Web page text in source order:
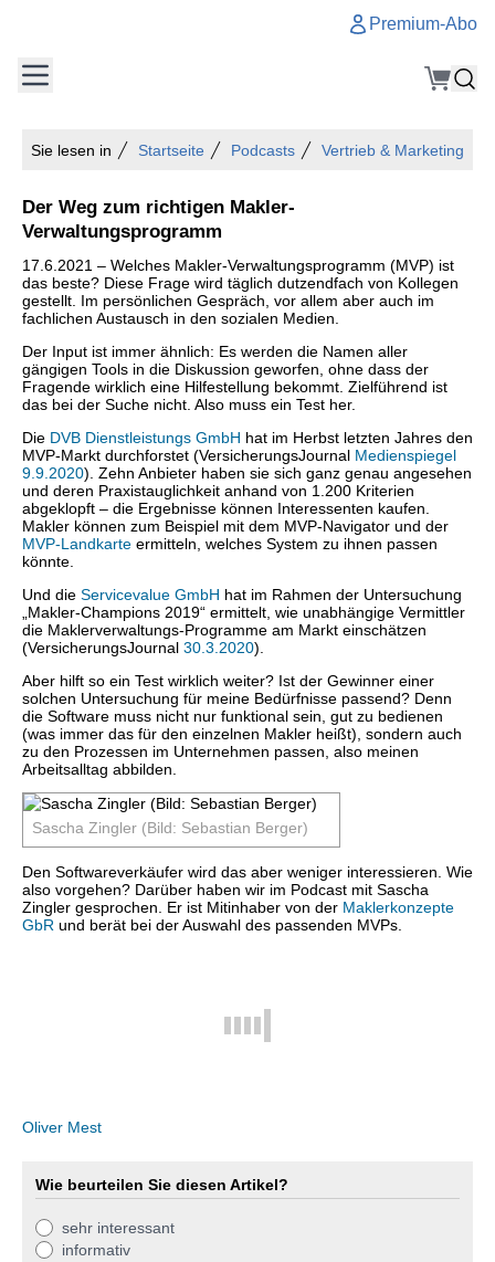
Premium-Abo
Sie lesen in Startseite Podcasts Vertrieb & Marketing
Der Weg zum richtigen Makler-
Verwaltungsprogramm
17.6.2021 – Welches Makler-Verwaltungsprogramm (MVP) ist
das beste? Diese Frage wird täglich dutzendfach von Kollegen
gestellt. Im persönlichen Gespräch, vor allem aber auch im
fachlichen Austausch in den sozialen Medien.
Der Input ist immer ähnlich: Es werden die Namen aller
gängigen Tools in die Diskussion geworfen, ohne dass der
Fragende wirklich eine Hilfestellung bekommt. Zielführend ist
das bei der Suche nicht. Also muss ein Test her.
Die DVB Dienstleistungs GmbH hat im Herbst letzten Jahres den
MVP-Markt durchforstet (VersicherungsJournal Medienspiegel
9.9.2020). Zehn Anbieter haben sie sich ganz genau angesehen
und deren Praxistauglichkeit anhand von 1.200 Kriterien
abgeklopft – die Ergebnisse können Interessenten kaufen.
Makler können zum Beispiel mit dem MVP-Navigator und der
MVP-Landkarte ermitteln, welches System zu ihnen passen
könnte.
Und die Servicevalue GmbH hat im Rahmen der Untersuchung
„Makler-Champions 2019“ ermittelt, wie unabhängige Vermittler
die Maklerverwaltungs-Programme am Markt einschätzen
(VersicherungsJournal 30.3.2020).
Aber hilft so ein Test wirklich weiter? Ist der Gewinner einer
solchen Untersuchung für meine Bedürfnisse passend? Denn
die Software muss nicht nur funktional sein, gut zu bedienen
(was immer das für den einzelnen Makler heißt), sondern auch
zu den Prozessen im Unternehmen passen, also meinen
Arbeitsalltag abbilden.
Sascha Zingler (Bild: Sebastian Berger)
Den Softwareverkäufer wird das aber weniger interessieren. Wie
also vorgehen? Darüber haben wir im Podcast mit Sascha
Zingler gesprochen. Er ist Mitinhaber von der Maklerkonzepte
GbR und berät bei der Auswahl des passenden MVPs.
Oliver Mest
Wie beurteilen Sie diesen Artikel?
sehr interessant
informativ